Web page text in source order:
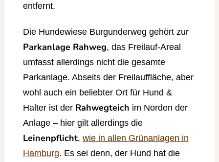
entfernt.
Die Hundewiese Burgunderweg gehört zur
Parkanlage Rahweg, das Freilauf-Areal
umfasst allerdings nicht die gesamte
Parkanlage. Abseits der Freilauffläche, aber
wohl auch ein beliebter Ort für Hund &
Halter ist der Rahwegteich im Norden der
Anlage – hier gilt allerdings die
Leinenpflicht, wie in allen Grünanlagen in
Hamburg. Es sei denn, der Hund hat die